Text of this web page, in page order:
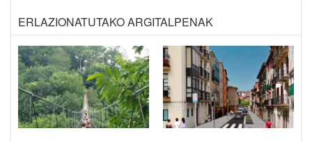
ERLAZIONATUTAKO ARGITALPENAK